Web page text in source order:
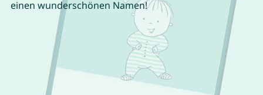
einen wunderschönen Namen!